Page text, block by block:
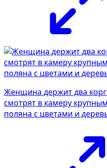
Женщина держит два
смотрят в камеру
поляна с цветами и